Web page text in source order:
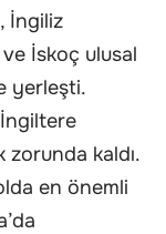
İngiliz
İskoç ulusal
yerleşti.
zorunda kaldı.
en önemli